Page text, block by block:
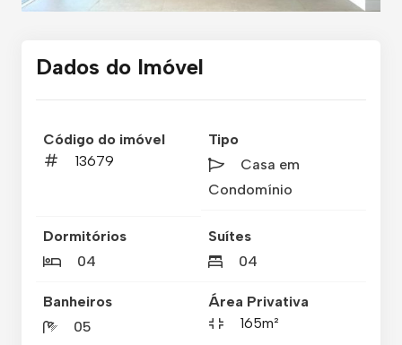
Dados do Imóvel
Código do imóvel
13679
Tipo
Casa em
Condomínio
Dormitórios
04
Suítes
04
Banheiros
05
Área Privativa
165m²